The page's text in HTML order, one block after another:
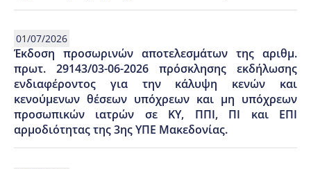
01/07/2026
Έκδοση προσωρινών αποτελεσμάτων της αριθμ.
πρωτ. 29143/03-06-2026 πρόσκλησης εκδήλωσης
ενδιαφέροντος για την κάλυψη κενών και
κενούμενων θέσεων υπόχρεων και μη υπόχρεων
προσωπικών ιατρών σε ΚΥ, ΠΠΙ, ΠΙ και ΕΠΙ
αρμοδιότητας της 3ης ΥΠE Μακεδονίας.